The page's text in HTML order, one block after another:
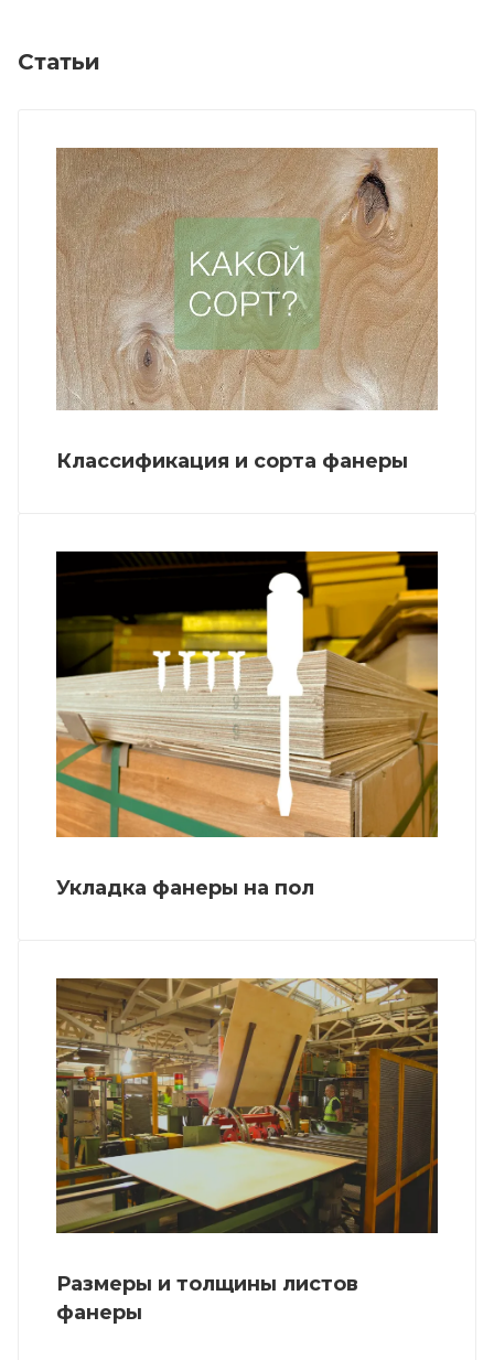
Статьи
Классификация и сорта фанеры
Укладка фанеры на пол
Размеры и толщины листов
фанеры